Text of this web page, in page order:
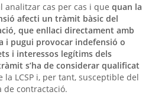
analitzar cas per cas i que quan la
afecti un tràmit bàsic del
que enllaci directament amb
i pugui provocar indefensió o
i interessos legítims dels
s’ha de considerar qualificat
la LCSP i, per tant, susceptible del
de contractació.